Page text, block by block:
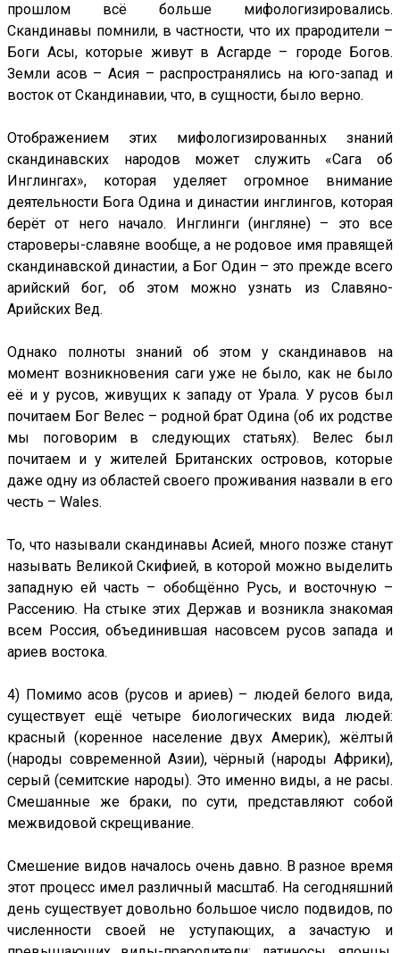
прошлом всё больше мифологизировались.
Скандинавы помнили, в частности, что их прародители –
Боги Асы, которые живут в Асгарде – городе Богов.
Земли асов – Асия – распространялись на юго-запад и
восток от Скандинавии, что, в сущности, было верно.
Отображением этих мифологизированных знаний
скандинавских народов может служить «Сага об
Инглингах», которая уделяет огромное внимание
деятельности Бога Одина и династии инглингов, которая
берёт от него начало. Инглинги (ингляне) – это все
староверы-славяне вообще, а не родовое имя правящей
скандинавской династии, а Бог Один – это прежде всего
арийский бог, об этом можно узнать из Славяно-
Арийских Вед.
Однако полноты знаний об этом у скандинавов на
момент возникновения саги уже не было, как не было
её и у русов, живущих к западу от Урала. У русов был
почитаем Бог Велес – родной брат Одина (об их родстве
мы поговорим в следующих статьях). Велес был
почитаем и у жителей Британских островов, которые
даже одну из областей своего проживания назвали в его
честь – Wales.
То, что называли скандинавы Асией, много позже станут
называть Великой Скифией, в которой можно выделить
западную ей часть – обобщённо Русь, и восточную –
Рассению. На стыке этих Держав и возникла знакомая
всем Россия, объединившая насовсем русов запада и
ариев востока.
4) Помимо асов (русов и ариев) – людей белого вида,
существует ещё четыре биологических вида людей:
красный (коренное население двух Америк), жёлтый
(народы современной Азии), чёрный (народы Африки),
серый (семитские народы). Это именно виды, а не расы.
Смешанные же браки, по сути, представляют собой
межвидовой скрещивание.
Смешение видов началось очень давно. В разное время
этот процесс имел различный масштаб. На сегодняшний
день существует довольно большое число подвидов, по
численности своей не уступающих, а зачастую и